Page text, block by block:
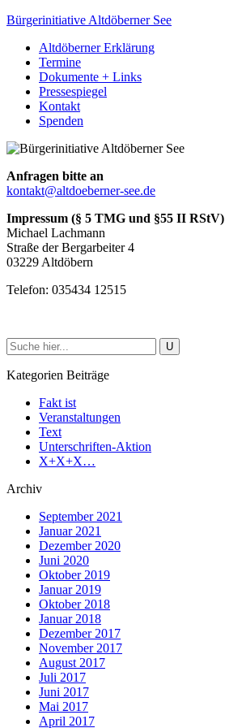
Bürgerinitiative Altdöberner See
Altdöberner Erklärung
Termine
Dokumente + Links
Pressespiegel
Kontakt
Spenden
Anfragen bitte an
kontakt@altdoeberner-see.de
Impressum (§ 5 TMG und §55 II RStV)
Michael Lachmann
Straße der Bergarbeiter 4
03229 Altdöbern
Telefon: 035434 12515
Kategorien Beiträge
Fakt ist
Veranstaltungen
Text
Unterschriften-Aktion
X+X+X…
Archiv
September 2021
Januar 2021
Dezember 2020
Juni 2020
Oktober 2019
Januar 2019
Oktober 2018
Januar 2018
Dezember 2017
November 2017
August 2017
Juli 2017
Juni 2017
Mai 2017
April 2017